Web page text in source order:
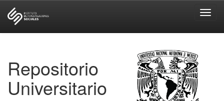
Repositorio
Universitario